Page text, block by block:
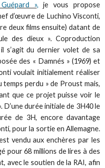
», je vous propose
d’œuvre de Luchino Visconti,
deux films ensuite) datant de
des dieux ». Coproduction
s’agit du dernier volet de sa
des « Damnés » (1969) et
voulait initialement réaliser
temps perdu » de Proust mais,
que ce projet puisse voir le
D’une durée initiale de 3H40 le
de 3H, encore davantage
pour la sortie en Allemagne.
vendu aux enchères par les
pour 68 millions de lires à des
avec le soutien de la RAI, afin